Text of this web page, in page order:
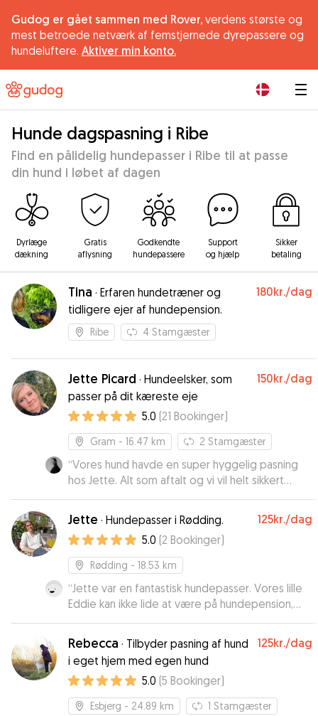
Gudog er gået sammen med Rover, verdens største og
mest betroede netværk af femstjernede dyrepassere og
hundeluftere. Aktiver min konto.
Hunde dagspasning i Ribe
Find en pålidelig hundepasser i Ribe til at passe
din hund i løbet af dagen
Dyrlæge
dækning
Gratis
aflysning
Godkendte
hundepassere
Support
og hjælp
Sikker
betaling
Tina · Erfaren hundetræner og
tidligere ejer af hundepension.
180kr./dag
Ribe 4 Stamgæster
Jette Picard · Hundeelsker, som
passer på dit kæreste eje
150kr./dag
5.0 (21 Bookinger)
Gram - 16.47 km 2 Stamgæster
“Vores hund havde en super hyggelig pasning
hos Jette. Alt som aftalt og vi vil helt sikkert
vælge dem igen til at passe vores hund ☺️”
Jette · Hundepasser i Rødding. 125kr./dag
5.0 (2 Bookinger)
Rødding - 18.53 km
“Jette var en fantastisk hundepasser. Vores lille
Eddie kan ikke lide at være på hundepension,
men han kom hjem fra Jettes hus glad, sund og
træt. Kommunikationen med Jette var nem,
venlig og rettidig. Jette (og hendes børnebørn)
tog sig fremragende af vores hund, og vi kan
varmt anbefale hende. Tak, Jette!
Rebecca · Tilbyder pasning af hund
i eget hjem med egen hund
125kr./dag
5.0 (5 Bookinger)
Esbjerg - 24.89 km 1 Stamgæster